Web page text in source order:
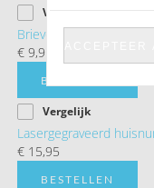
Vergelijk
Brievenbus
€ 9,95
BESTELLEN
Vergelijk
Lasergegraveerd
€ 15,95
BESTELLEN